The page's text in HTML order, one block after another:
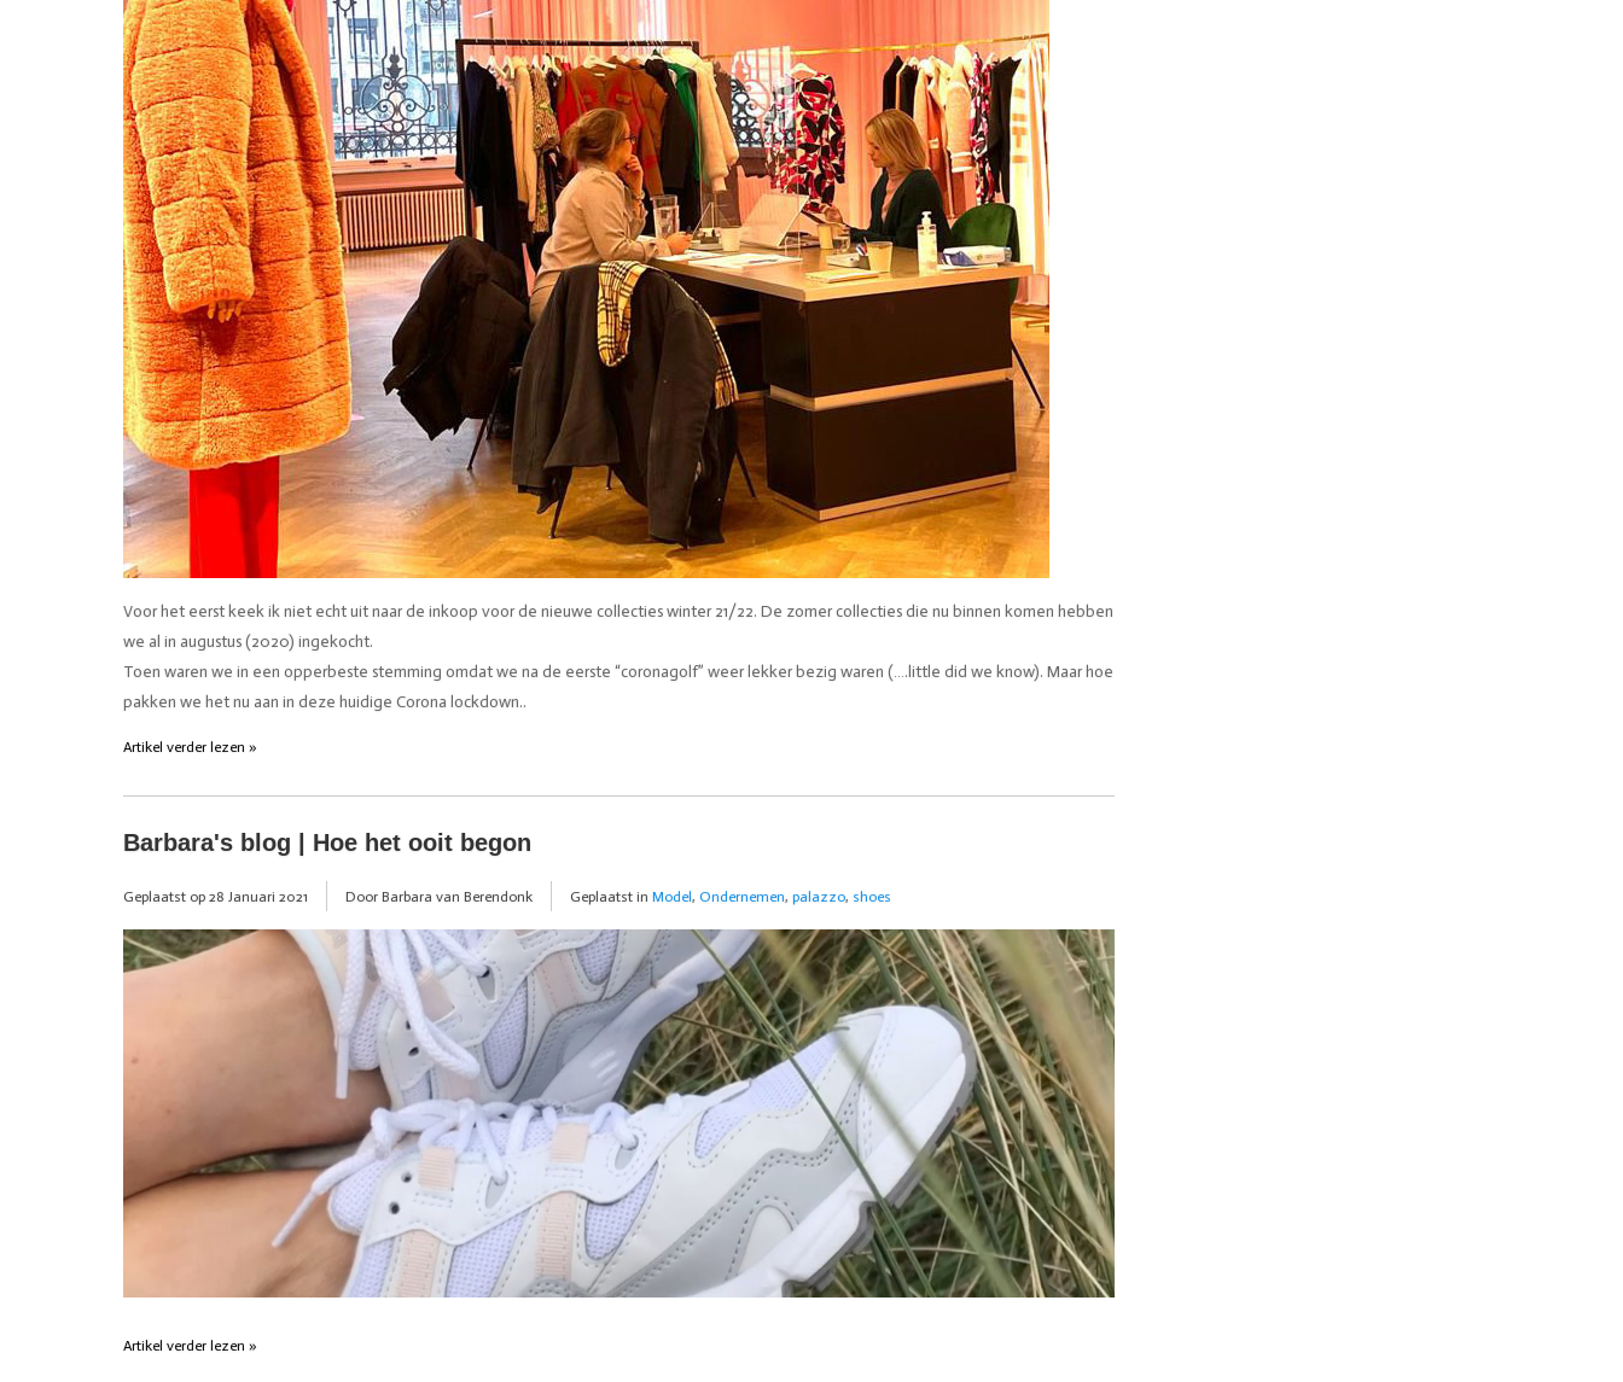
Voor het eerst keek ik niet echt uit naar de inkoop voor de nieuwe collecties winter 21/22. De zomer collecties die nu binnen komen hebben
we al in augustus (2020) ingekocht.
Toen waren we in een opperbeste stemming omdat we na de eerste “coronagolf” weer lekker bezig waren (….little did we know). Maar hoe
pakken we het nu aan in deze huidige Corona lockdown..
Artikel verder lezen »
Barbara's blog | Hoe het ooit begon
Geplaatst op 28 Januari 2021 Door Barbara van Berendonk Geplaatst in Model, Ondernemen, palazzo, shoes
Artikel verder lezen »